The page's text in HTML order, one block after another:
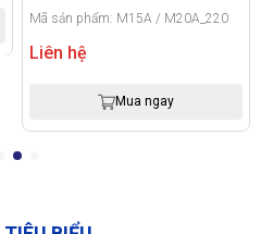
Mã sản phẩm: M15A / M20A_220
Liên hệ
Mua ngay